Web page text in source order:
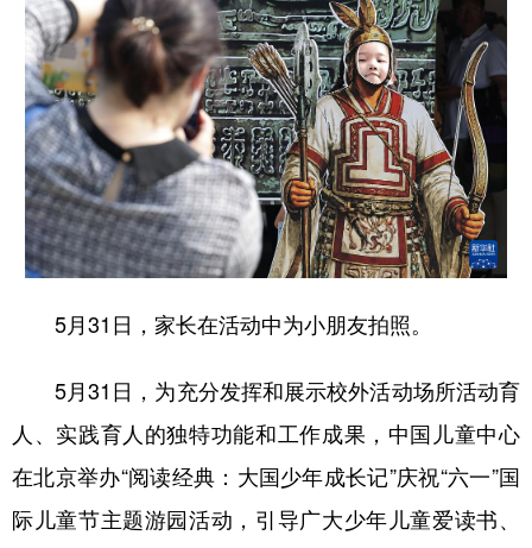
山东 河南 湖北 湖南
广东 广西 海南 重庆
四川 贵州 云南 西藏
陕西 甘肃 青海 宁夏
新疆 内蒙古 黑龙江
Русский язык 日本語 한국어
5月31日，家长在活动中为小朋友拍照。
5月31日，为充分发挥和展示校外活动场所活动育
人、实践育人的独特功能和工作成果，中国儿童中心
在北京举办“阅读经典：大国少年成长记”庆祝“六一”国
际儿童节主题游园活动，引导广大少年儿童爱读书、